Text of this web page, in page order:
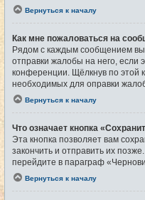
Вернуться к началу
Как мне пожаловаться на
Рядом с каждым сообщением вы
отправки жалобы на него, если
конференции. Щёлкнув по этой
необходимых для оправки
Вернуться к началу
Что означает кнопка
Эта кнопка позволяет вам
закончить и отправить их
перейдите в параграф
Вернуться к началу